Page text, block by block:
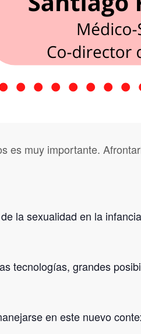
es muy importante.
la sexualidad en la
tecnologías, grandes
en este nuevo